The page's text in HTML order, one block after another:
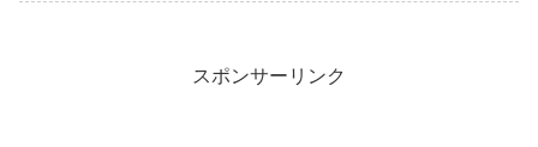
スポンサーリンク